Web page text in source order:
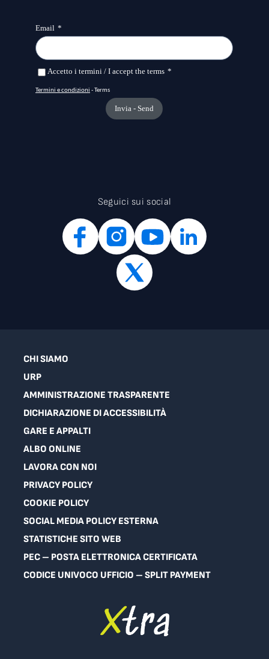
Seguici sui social
CHI SIAMO
URP
AMMINISTRAZIONE TRASPARENTE
DICHIARAZIONE DI ACCESSIBILITÀ
GARE E APPALTI
ALBO ONLINE
LAVORA CON NOI
PRIVACY POLICY
COOKIE POLICY
SOCIAL MEDIA POLICY ESTERNA
STATISTICHE SITO WEB
PEC – POSTA ELETTRONICA CERTIFICATA
CODICE UNIVOCO UFFICIO – SPLIT PAYMENT